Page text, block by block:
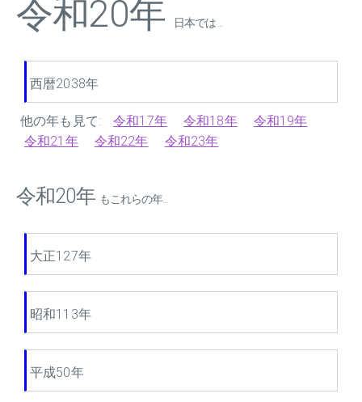
令和20年 日本では ...
西暦2038年
他の年も見て: 令和17年 令和18年
令和19年
令和21年
令和22年 令和23年
令和20年 もこれらの年...
大正127年
昭和113年
平成50年